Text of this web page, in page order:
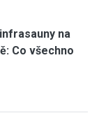
na
Co všechno